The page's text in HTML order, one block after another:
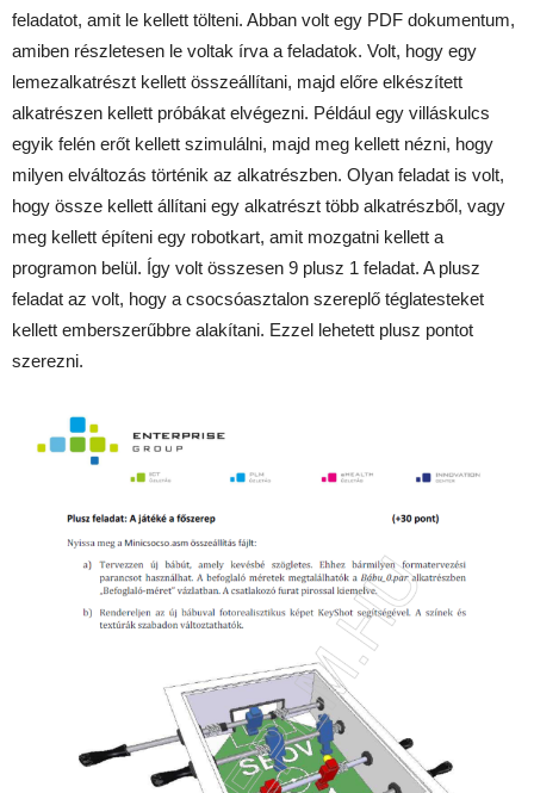
feladatot, amit le kellett tölteni. Abban volt egy PDF dokumentum,
amiben részletesen le voltak írva a feladatok. Volt, hogy egy
lemezalkatrészt kellett összeállítani, majd előre elkészített
alkatrészen kellett próbákat elvégezni. Például egy villáskulcs
egyik felén erőt kellett szimulálni, majd meg kellett nézni, hogy
milyen elváltozás történik az alkatrészben. Olyan feladat is volt,
hogy össze kellett állítani egy alkatrészt több alkatrészből, vagy
meg kellett építeni egy robotkart, amit mozgatni kellett a
programon belül. Így volt összesen 9 plusz 1 feladat. A plusz
feladat az volt, hogy a csocsóasztalon szereplő téglatesteket
kellett emberszerűbbre alakítani. Ezzel lehetett plusz pontot
szerezni.